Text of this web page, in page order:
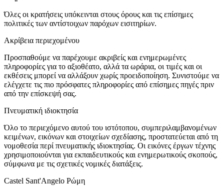
Όλες οι κρατήσεις υπόκεινται στους όρους και τις επίσημες
πολιτικές των αντίστοιχων παρόχων εισιτηρίων.
Ακρίβεια περιεχομένου
Προσπαθούμε να παρέχουμε ακριβείς και ενημερωμένες
πληροφορίες για το αξιοθέατο, αλλά τα ωράρια, οι τιμές και οι
εκθέσεις μπορεί να αλλάξουν χωρίς προειδοποίηση. Συνιστούμε να
ελέγχετε τις πιο πρόσφατες πληροφορίες από επίσημες πηγές πριν
από την επίσκεψή σας.
Πνευματική ιδιοκτησία
Όλο το περιεχόμενο αυτού του ιστότοπου, συμπεριλαμβανομένων
κειμένων, εικόνων και στοιχείων σχεδίασης, προστατεύεται από τη
νομοθεσία περί πνευματικής ιδιοκτησίας. Οι εικόνες έργων τέχνης
χρησιμοποιούνται για εκπαιδευτικούς και ενημερωτικούς σκοπούς,
σύμφωνα με τις σχετικές νομικές διατάξεις.
Castel Sant'Angelo Ρώμη